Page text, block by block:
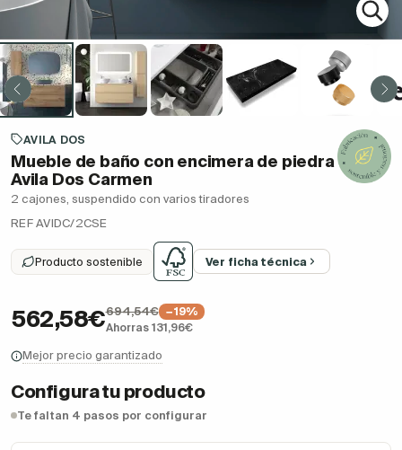
AVILA DOS
Mueble de baño con encimera de piedra
Avila Dos Carmen
2 cajones, suspendido con varios tiradores
REF AVIDC/2CSE
Producto sostenible Ver ficha técnica
562,58€694,54€
−19%
Ahorras 131,96€
Mejor precio garantizado
Configura tu producto
Te faltan 4 pasos por configurar